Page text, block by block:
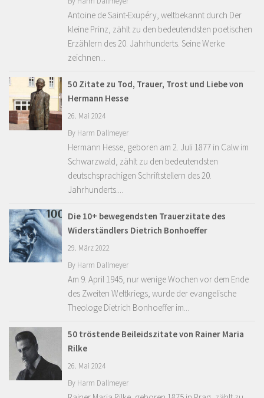
Antoine de Saint-Exupéry, weltbekannt durch Der
kleine Prinz, zählt zu den bedeutendsten poetischen
Erzählern des 20. Jahrhunderts. Seine Werke
zeichnen...
50 Zitate zu Tod, Trauer, Trost und Liebe von
Hermann Hesse
26. Mai 2024
By Harm Dallmeyer
Hermann Hesse, geboren am 2. Juli 1877 in Calw im
Schwarzwald, zählt zu den bedeutendsten
deutschsprachigen Schriftstellern des 20.
Jahrhunderts....
Die 10+ bewegendsten Trauerzitate des
Widerständlers Dietrich Bonhoeffer
29. März 2022
By Harm Dallmeyer
Am 9. April 1945, nur wenige Wochen vor dem Ende
des Zweiten Weltkriegs, wurde der evangelische
Theologe Dietrich Bonhoeffer im...
50 tröstende Beileidszitate von Rainer Maria
Rilke
26. Mai 2024
By Harm Dallmeyer